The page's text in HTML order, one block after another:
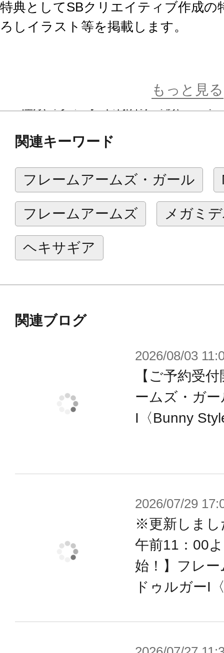
特典としてSBクリエイティブ作成の
ろしイラスト等を掲載します。
・くノ一をイメージとした装備にな
・髪形をサイドテールに変更。ツイ
付属。
・ヘッドギアなしの前髪が付属。
・新規金型の鎖鎌、短刀が付属。
・短刀専用の腰部ラックが付属。
・大太刀型の「テンカイ」、脇差型
ト付きクリアー刀身が付属。
・マガツキと同様の装甲配置も可能。
・瞳などのデカールが付属。
・特徴的な各部の透明装甲をクリア
本フォルム以外にも様々な取り付け
・太もも用オプションジョイントパ
・腰部ジョイントパーツが付属。
・引き出し式の胸部関節や肩関節な
・股関節のスライド可動やモモ内の
もっと見る
関連キーワード
フレームアームズ・ガール
フレームアームズ メガミ
ヘキサギア
関連ブログ
2026/08/03
【ご予約受
ームズ・ガ
I〈Bunny
2026/07/29
※更新しま
午前11：00
始！】フレ
ドゥルガーI